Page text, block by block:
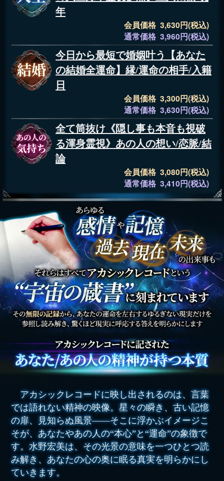
年
会員価格 3,630円(税込)
通常価格 3,960円(税込)
今日から最短で婚姻叶う【あなた
の結婚全運命】縁/運命の相手/入籍
日
会員価格 3,300円(税込)
通常価格 3,630円(税込)
全て筒抜け《隠し事も本音も視破
る渾身霊視》あの人の想い/恋脈/結
論
会員価格 3,080円(税込)
通常価格 3,410円(税込)
アカシックレコードに映し出されるのは、言葉
では語れない精神の映像。星々の瞬き、古い記憶
の扉、見知らぬ風景――そこに浮かぶイメージこ
そが、あなたやあの人の“本心”と“運命”の象徴で
す。水野宏美は、その光景の意味を一つひとつ読
み解き、あなたの心の奥に眠る真実を明らかにし
ていきます。